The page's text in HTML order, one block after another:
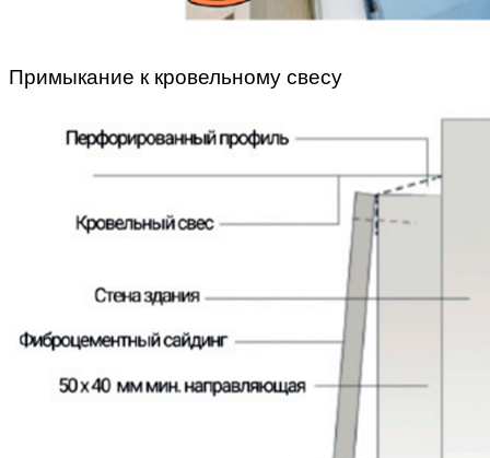
Примыкание к кровельному свесу